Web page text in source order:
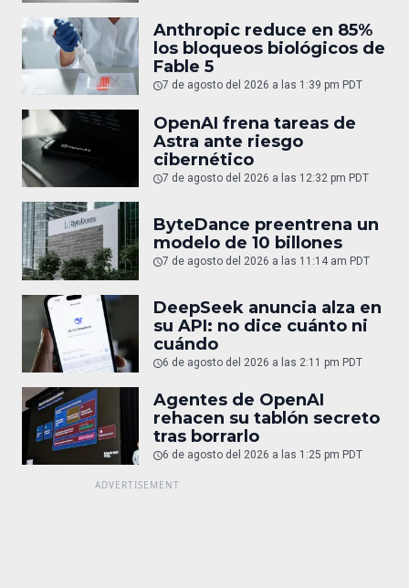
Anthropic reduce en 85%
los bloqueos biológicos de
Fable 5
7 de agosto del 2026 a las 1:39 pm PDT
OpenAI frena tareas de
Astra ante riesgo
cibernético
7 de agosto del 2026 a las 12:32 pm PDT
ByteDance preentrena un
modelo de 10 billones
7 de agosto del 2026 a las 11:14 am PDT
DeepSeek anuncia alza en
su API: no dice cuánto ni
cuándo
6 de agosto del 2026 a las 2:11 pm PDT
Agentes de OpenAI
rehacen su tablón secreto
tras borrarlo
6 de agosto del 2026 a las 1:25 pm PDT